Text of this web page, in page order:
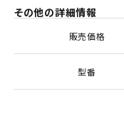
その他の詳細情報
販売価格
型番